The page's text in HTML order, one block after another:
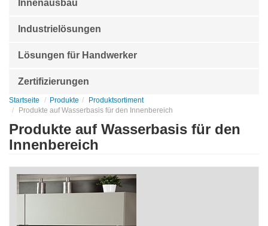
Innenausbau
Industrielösungen
Lösungen für Handwerker
Zertifizierungen
Startseite Produkte
Produktsortiment
Produkte auf Wasserbasis für den Innenbereich
Produkte auf Wasserbasis für den
Innenbereich